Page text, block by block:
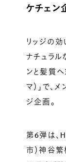
ケチェン
リッジの効
ナチュラル
ンと髪質へ
マ）」で、
ジ企画。
第6弾は、
市）神谷繁